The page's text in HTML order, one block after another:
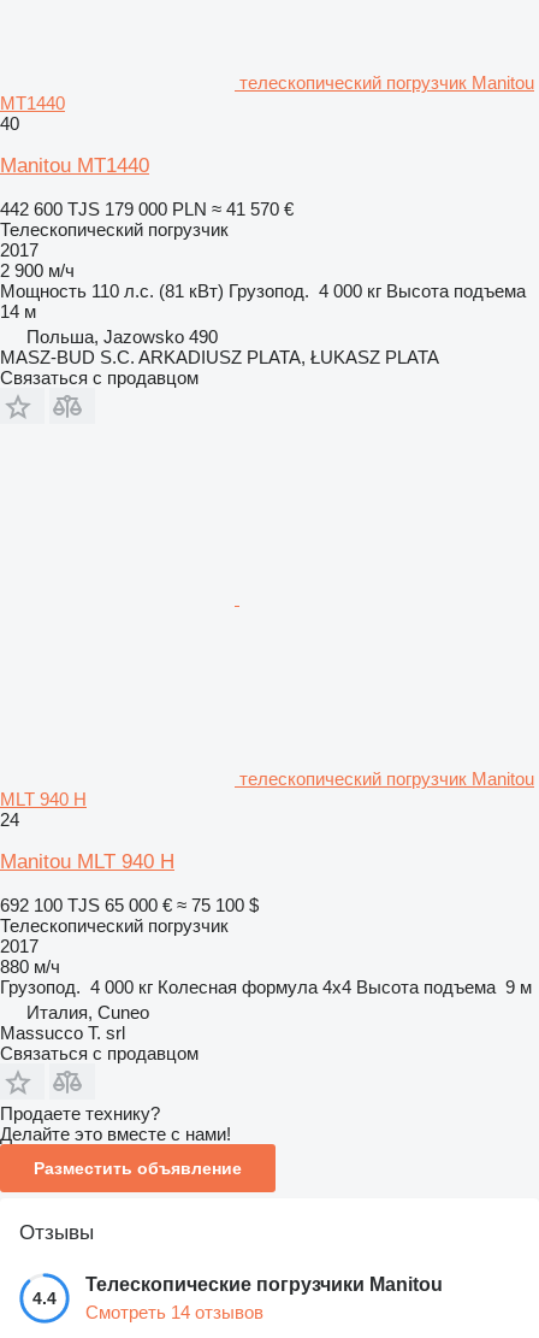
телескопический погрузчик Manitou
MT1440
40
Manitou MT1440
442 600 TJS 179 000 PLN ≈ 41 570 €
Телескопический погрузчик
2017
2 900 м/ч
Мощность 110 л.с. (81 кВт) Грузопод. 4 000 кг Высота подъема
14 м
Польша, Jazowsko 490
MASZ-BUD S.C. ARKADIUSZ PLATA, ŁUKASZ PLATA
Связаться с продавцом
телескопический погрузчик Manitou
MLT 940 H
24
Manitou MLT 940 H
692 100 TJS 65 000 € ≈ 75 100 $
Телескопический погрузчик
2017
880 м/ч
Грузопод. 4 000 кг Колесная формула 4x4 Высота подъема 9 м
Италия, Cuneo
Massucco T. srl
Связаться с продавцом
Продаете технику?
Делайте это вместе с нами!
Разместить объявление
Отзывы
4.4
Телескопические погрузчики Manitou
Смотреть 14 отзывов